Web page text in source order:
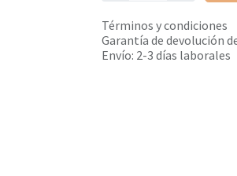
Términos y condiciones
Garantía de devolución
Envío: 2-3 días laborales